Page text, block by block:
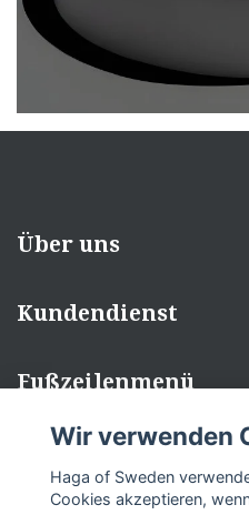
Über uns
Kundendienst
Fußzeilenmenü
Sozialen Medien
Wir verwenden
Haga of Sweden
Cookies akzeptieren,